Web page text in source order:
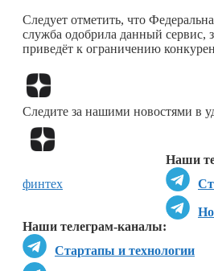
Следует отметить, что
служба одобрила данный сервис,
приведёт к ограничению
Следите за нашими новостями в
Наши
Наши телеграм-каналы:
Стартапы и технологии
финтех